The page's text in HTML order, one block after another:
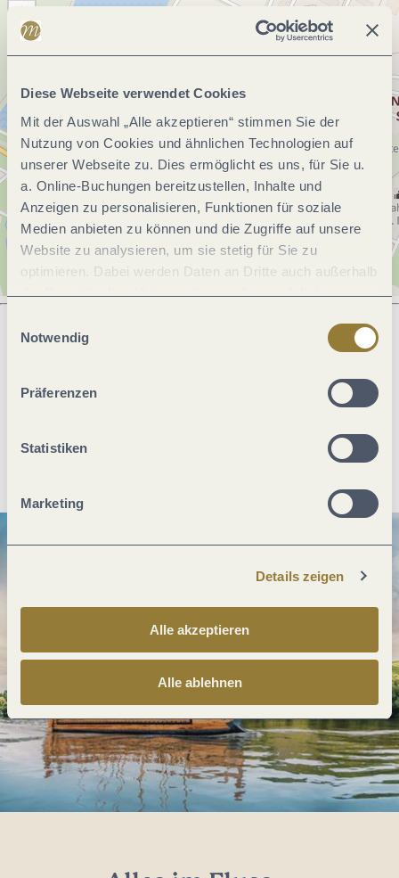
Diese Webseite verwendet Cookies
Mit der Auswahl „Alle akzeptieren“ stimmen Sie der
Nutzung von Cookies und ähnlichen Technologien auf
unserer Webseite zu. Dies ermöglicht es uns, für Sie u.
a. Online-Buchungen bereitzustellen, Inhalte und
Anzeigen zu personalisieren, Funktionen für soziale
Medien anbieten zu können und die Zugriffe auf unsere
Website zu analysieren, um sie stetig für Sie zu
optimieren. Dabei werden Daten an Dritte auch außerhalb
der Europäischen Union weitergegeben und dort
jederzeit widerrufen werden. Mit der Auswahl "Alle
ablehnen" kann es zu Beeinträchtigungen in der Nutzung
Notwendig
Präferenzen
Statistiken
Marketing
Details zeigen
Alle akzeptieren
Alle ablehnen
Anreise planen PDF erzeugen